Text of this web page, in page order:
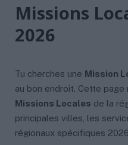
Missions
2026
Tu cherches une Mission
au bon endroit. Cette page
Missions Locales de la
principales villes, les
régionaux spécifiques